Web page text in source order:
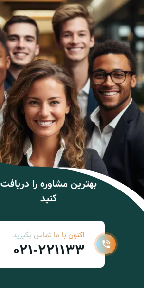
بهترین مشاوره را دریافت
کنید
اکنون با ما تماس بگیرید
021-221133